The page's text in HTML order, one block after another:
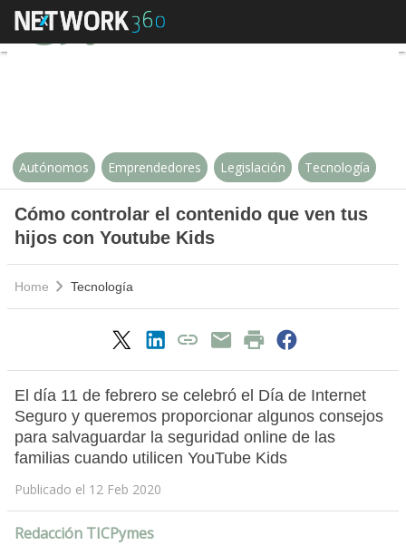
Cómo controlar el contenido
Autónomos Emprendedores Legislación Tecnología
Cómo controlar el contenido que ven tus
hijos con Youtube Kids
Home Tecnología
El día 11 de febrero se celebró el Día de Internet
Seguro y queremos proporcionar algunos consejos
para salvaguardar la seguridad online de las
familias cuando utilicen YouTube Kids
Publicado el 12 Feb 2020
Redacción TICPymes